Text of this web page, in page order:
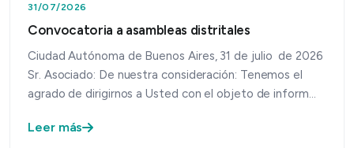
31/07/2026
Convocatoria a asambleas distritales
Ciudad Autónoma de Buenos Aires, 31 de julio de 2026
Sr. Asociado: De nuestra consideración: Tenemos el
agrado de dirigirnos a Usted con el objeto de inform…
Leer más